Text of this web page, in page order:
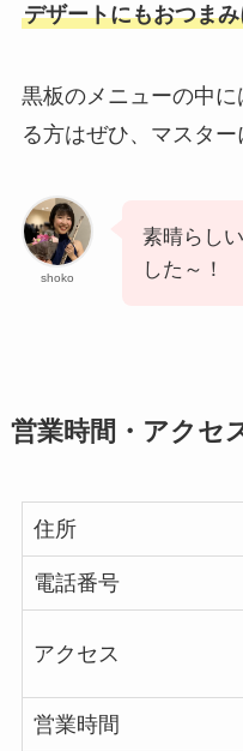
デザートにもおつま
黒板のメニューの中
る方はぜひ、マスター
shoko
素晴らし
した～！
営業時間・アクセ
住所
電話番号
アクセス
営業時間